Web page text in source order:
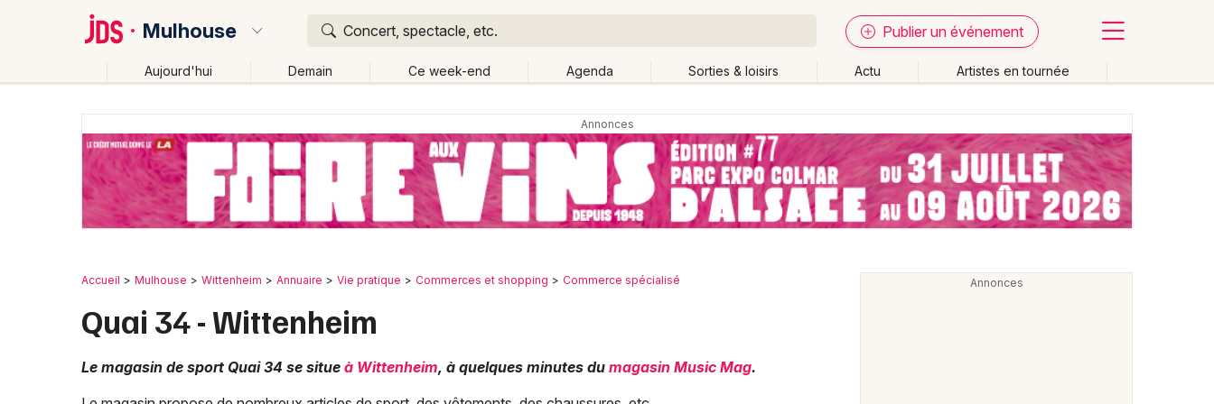
Mulhouse Concert, spectacle, etc. Publier un événement
Aujourd'hui Demain Ce week-end Agenda Sorties & loisirs Actu Artistes en tournée
Publier un événement
Grands événements
Activité & Expérience
Foires & salons
Bordeaux
Marseille
Accueil Mulhouse Wittenheim Annuaire Vie pratique Commerces et shopping Commerce spécialisé
Quai 34 - Wittenheim
Le magasin de sport Quai 34 se situe à Wittenheim, à quelques minutes du magasin Music Mag.
Où ?
Mulhouse et alentours Haut-Rhin (68) Alsace Partout
Près de moi
Quand ? Effacer les dates
Aujourd'hui Demain Ce week-end Autre